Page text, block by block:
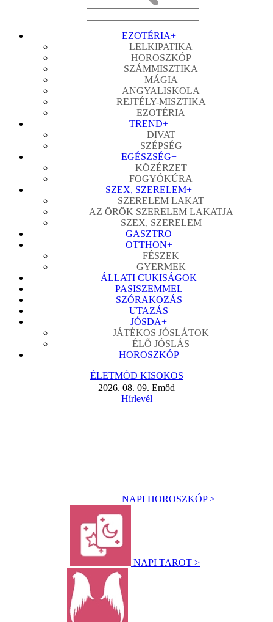
EZOTÉRIA+
LELKIPATIKA
HOROSZKÓP
SZÁMMISZTIKA
MÁGIA
ANGYALISKOLA
REJTÉLY-MISZTIKA
EZOTÉRIA
TREND+
DIVAT
SZÉPSÉG
EGÉSZSÉG+
KÖZÉRZET
FOGYÓKÚRA
SZEX, SZERELEM+
SZERELEM LAKAT
AZ ÖRÖK SZERELEM LAKATJA
SZEX, SZERELEM
GASZTRO
OTTHON+
FÉSZEK
GYERMEK
ÁLLATI CUKISÁGOK
PASISZEMMEL
SZÓRAKOZÁS
UTAZÁS
JÓSDA+
JÁTÉKOS JÓSLÁTOK
ÉLŐ JÓSLÁS
HOROSZKÓP
ÉLETMÓD KISOKOS
2026. 08. 09. Emőd
Hírlevél
NAPI HOROSZKÓP >
NAPI TAROT >